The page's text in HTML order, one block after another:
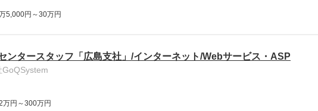
5,000円～30万円
ンタースタッフ「広島支社」/インターネット/Webサービス・ASP
GoQSystem
万円～300万円